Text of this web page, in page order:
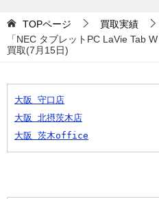
TOPページ
買取実績
「NEC タブレットPC LaVie Tab
買取(7月15日)
大阪 守口店
大阪 北摂茨木店
大阪 茨木office